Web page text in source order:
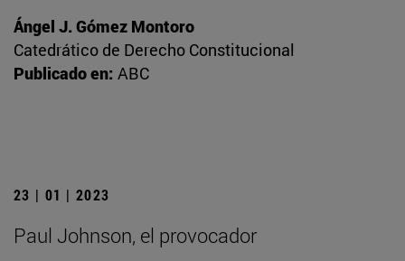
Ángel J. Gómez Montoro
Catedrático de Derecho Constitucional
Publicado en: ABC
23 | 01 | 2023
Paul Johnson, el provocador